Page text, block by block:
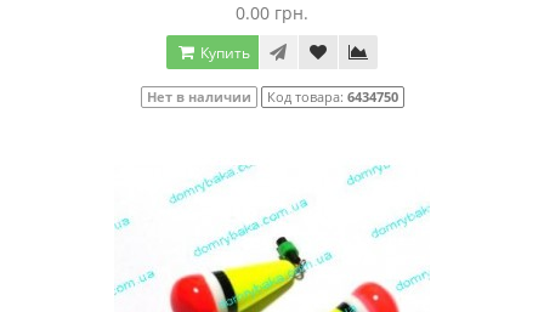
0.00 грн.
Купить
Нет в наличии Код товара: 6434750